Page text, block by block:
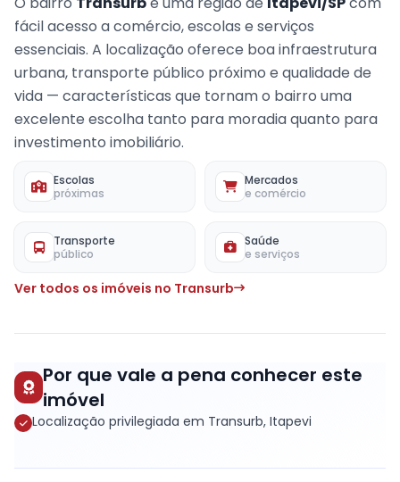
fácil acesso a comércio, escolas e serviços
essenciais. A localização oferece boa infraestrutura
urbana, transporte público próximo e qualidade de
vida — características que tornam o bairro uma
excelente escolha tanto para moradia quanto para
investimento imobiliário.
Escolas
próximas
Mercados
e comércio
Transporte
público
Saúde
e serviços
Ver todos os imóveis no Transurb
Por que vale a pena conhecer este
imóvel
Localização privilegiada em Transurb, Itapevi